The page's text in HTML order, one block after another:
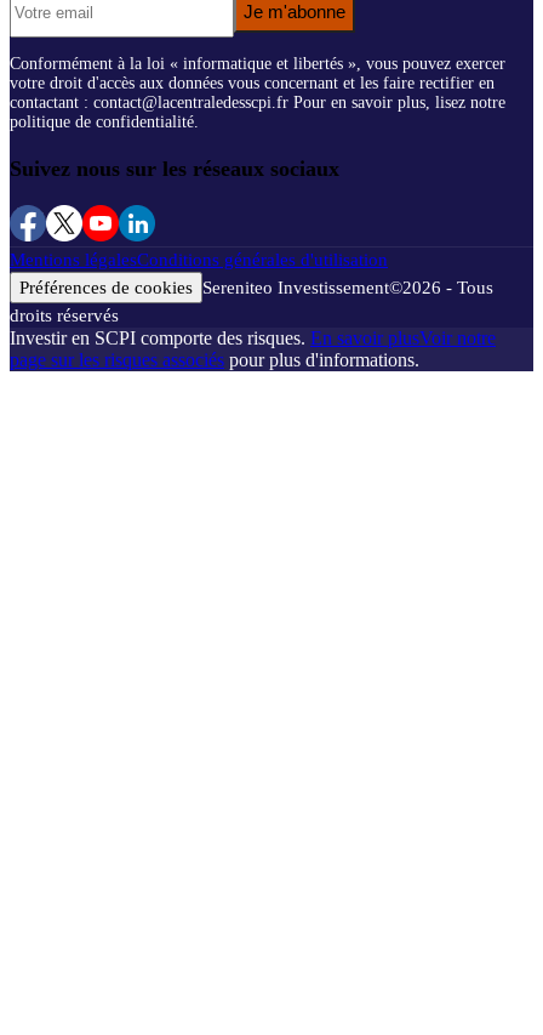
Je m'abonne
Conformément à la loi « informatique et libertés », vous pouvez exercer
votre droit d'accès aux données vous concernant et les faire rectifier en
contactant : contact@lacentraledesscpi.fr Pour en savoir plus, lisez notre
politique de confidentialité.
Suivez nous sur les réseaux sociaux
Mentions légalesConditions générales d'utilisation
Préférences de cookies Sereniteo Investissement©2026 - Tous
droits réservés
Investir en SCPI comporte des risques. En savoir plusVoir notre
page sur les risques associés pour plus d'informations.